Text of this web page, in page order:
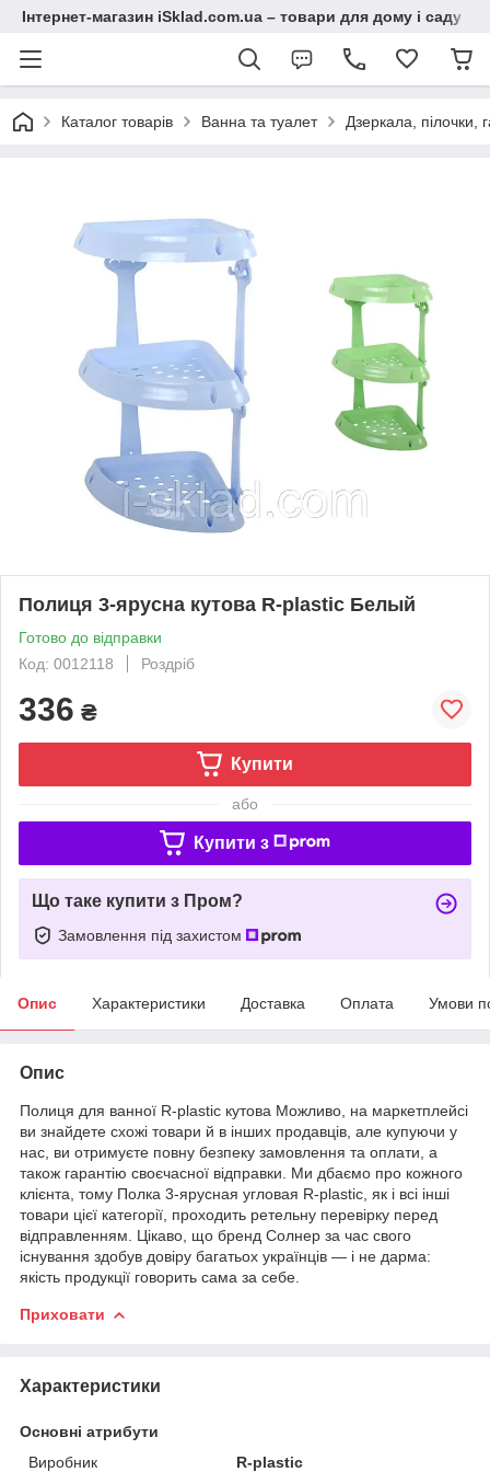
Інтернет-магазин iSklad.com.ua – товари для дому і саду
Каталог товарів Ванна та туалет Дзеркала, пілочки,
Полиця 3-ярусна кутова R-plastic Белый
Готово до відправки
Код: 0012118
Роздріб
336 ₴
Купити
або
Купити з
Що таке купити з Пром?
Замовлення під захистом
Опис Характеристики Доставка Оплата Умови
Опис
Полиця для ванної R-plastic кутова Можливо, на маркетплейсі
ви знайдете схожі товари й в інших продавців, але купуючи у
нас, ви отримуєте повну безпеку замовлення та оплати, а
також гарантію своєчасної відправки. Ми дбаємо про кожного
клієнта, тому Полка 3-ярусная угловая R-plastic, як і всі інші
товари цієї категорії, проходить ретельну перевірку перед
відправленням. Цікаво, що бренд Солнер за час свого
існування здобув довіру багатьох українців — і не дарма:
якість продукції говорить сама за себе.
Приховати
Характеристики
Основні атрибути
Виробник
R-plastic